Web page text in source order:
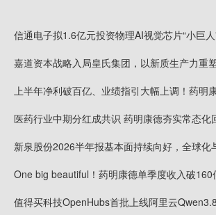
信通电子拟1.6亿元投资物理AI视觉芯片“小巨
嘉道资本战略入局皇氏集团，以新质生产力重
医药行业中期分红成共识 药明康德夯实常态化
新泉股份2026半年报基本面持续向好，全球化
One big beautiful！药明康德单季度收入破